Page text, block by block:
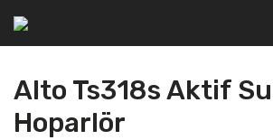
Alto Ts318s Aktif
Hoparlör